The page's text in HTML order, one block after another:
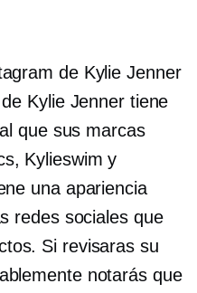
de Kylie Jenner
Kylie Jenner tiene
que sus marcas
Kylieswim y
una apariencia
redes sociales que
Si revisaras su
notarás que